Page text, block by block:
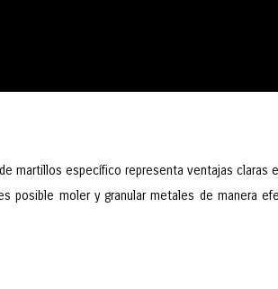
martillos específico representa ventajas claras
posible moler y granular metales de manera